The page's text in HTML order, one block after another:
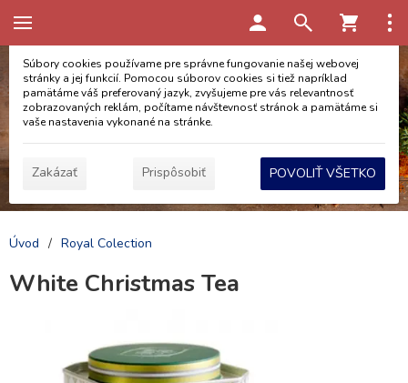
Úvod / Royal Colection
White Christmas Tea
Táto stránka používa cookies
Súbory cookies používame pre správne fungovanie našej webovej
stránky a jej funkcií. Pomocou súborov cookies si tiež napríklad
pamätáme váš preferovaný jazyk, zvyšujeme pre vás relevantnosť
zobrazovaných reklám, počítame návštevnosť stránok a pamätáme si
vaše nastavenia vykonané na stránke.
Zakázať Prispôsobiť POVOLIŤ VŠETKO